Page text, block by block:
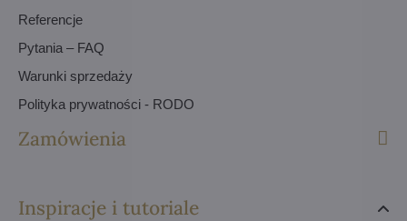
Referencje
Pytania – FAQ
Warunki sprzedaży
Polityka prywatności - RODO
Zamówienia
Inspiracje i tutoriale